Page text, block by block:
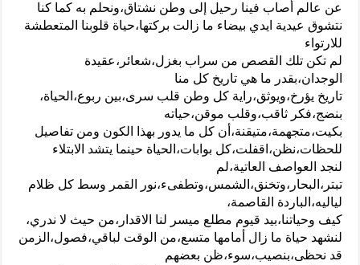
عن عالم أصاب فينا رحيل إلى وطن نشتاق،ونحلم به كما كنا
نتشوق عيدية ايدي بيضاء ما زالت بركتها،حياة قلوبنا المتعطشة
للارتواء
لم تكن تلك القصص من سراب بغزل،شعائر،عقيدة
الوجدان،بقدر ما هي تاريخ كل منا
تاريخ يؤرخ،ويوثق،راية كل وطن قلب سرى،بين ربوع،الحياة،
بنضج،فكر ثاقب،وقلب موقن،حياته
بكيت،متجهمة،متيقنة،أن كل ما يدور بهذا الكون ومن تفاصيل
للحظات،نظن،اقفلت،كل بوابات،الحياة حينما يتشد الابتلاء
لنجد العواصف العاتية،لم
تبتر،البحار،وتخنق،الشمس،وتطفىء،نور القمر وسط كل ظلام
لياليه،الباردة القاصمة،
كيف وحياتنا،بيد قيوم مطلع ميسر لنا الاقدار،من حيث لا ندري،
لنشهد حياة ما زال أمامها متسع،من الوقت لباقي،فصول،الزمن
قد نحظى،بنصيب،سوء،ظن بعضهم